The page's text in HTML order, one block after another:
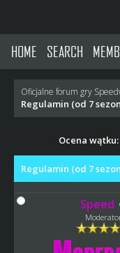
HOME SEARCH
Oficjalne forum gry
Regulamin (od 7
Ocena wątku:
Regulamin (od 7
Speed